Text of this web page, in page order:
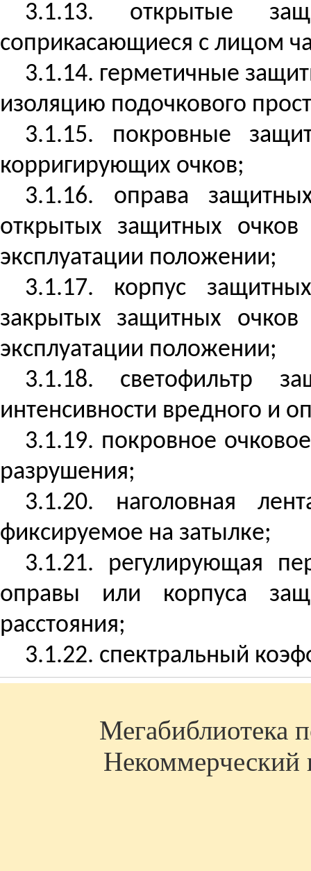
3.1.13. открытые
соприкасающиеся с лицом
3.1.14. герметичные
изоляцию подочкового
3.1.15. покровные
корригирующих очков;
3.1.16. оправа
открытых защитных
эксплуатации положении;
3.1.17. корпус
закрытых защитных
эксплуатации положении;
3.1.18. светофильтр
интенсивности вредного и
3.1.19. покровное
разрушения;
3.1.20. наголовная
фиксируемое на затылке;
3.1.21. регулирующая
оправы или корпуса
расстояния;
3.1.22. спектральный
Мегабиблиотека
Некоммерческий